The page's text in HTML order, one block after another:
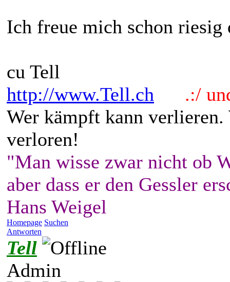
Ich freue mich schon riesig
cu Tell
http://www.Tell.ch
.:/
Wer kämpft kann
verloren!
"Man wisse zwar nicht ob
aber dass er den Gessler
Hans Weigel
Homepage Suchen
Antworten
Tell
Admin